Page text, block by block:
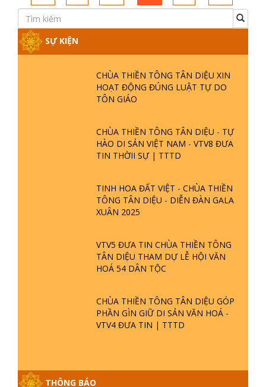
SỰ KIỆN
CHÙA THIỀN TÔNG TÂN DIỆU XIN
HOẠT ĐỘNG ĐÚNG LUẬT TỰ DO
TÔN GIÁO
CHÙA THIỀN TÔNG TÂN DIỆU - TỰ
HÀO DI SẢN VIỆT NAM - VTV8 ĐƯA
TIN THỜII SỰ | TTTD
TINH HOA ĐẤT VIỆT - CHÙA THIỀN
TÔNG TÂN DIỆU - DIỄN ĐÀN GALA
XUÂN 2025
VTV5 ĐƯA TIN CHÙA THIỀN TÔNG
TÂN DIỆU THAM DỰ LỄ HỘI VĂN
HOÁ 54 DÂN TỘC
CHÙA THIỀN TÔNG TÂN DIỆU GÓP
PHẦN GÌN GIỮ DI SẢN VĂN HOÁ -
VTV4 ĐƯA TIN | TTTD
THÔNG BÁO